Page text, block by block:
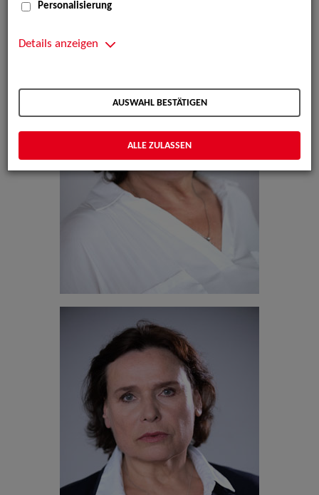
Personalisierung
Details anzeigen
AUSWAHL BESTÄTIGEN
ALLE ZULASSEN